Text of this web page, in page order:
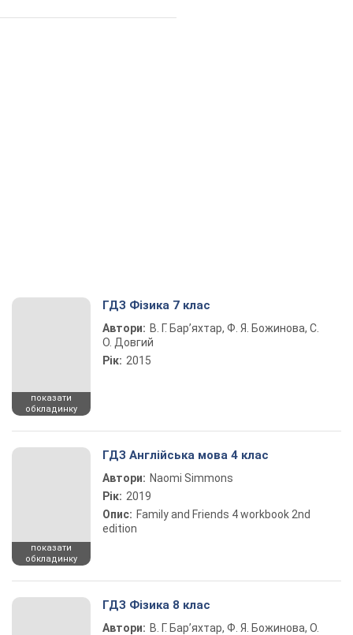
показати
обкладинку
ГДЗ Фізика 7 клас
Автори: В. Г. Бар’яхтар, Ф. Я. Божинова, С.
О. Довгий
Рік: 2015
показати
обкладинку
ГДЗ Англійська мова 4 клас
Автори: Naomi Simmons
Рік: 2019
Опис: Family and Friends 4 workbook 2nd
edition
ГДЗ Фізика 8 клас
Автори: В. Г. Бар’яхтар, Ф. Я. Божинова, О.